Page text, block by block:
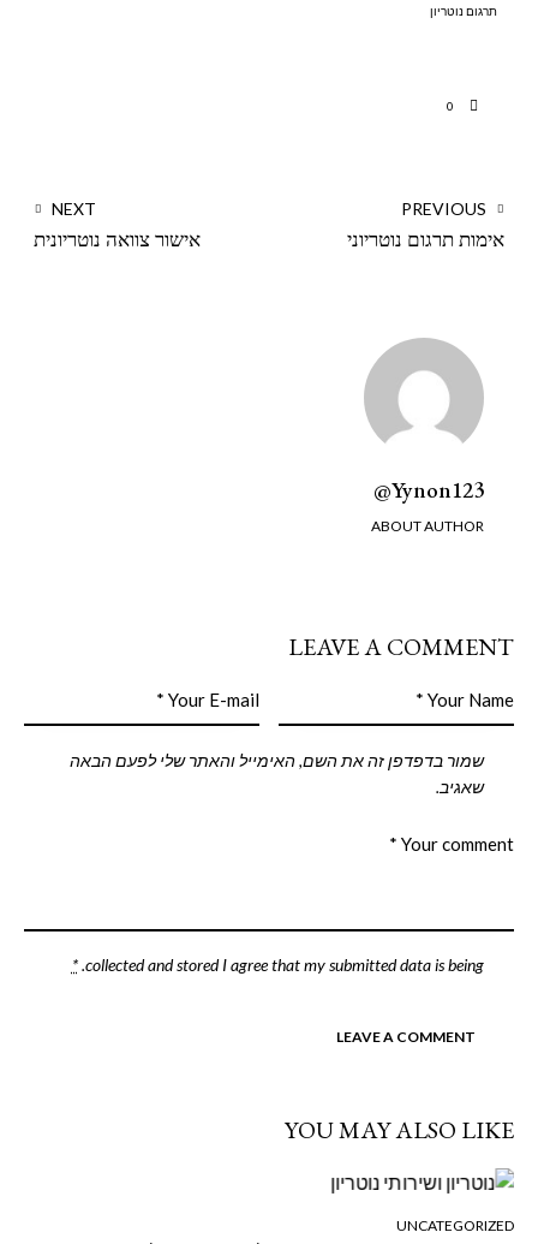
תרגום נוטריון
0
ניווטPREVIOUS
אימות תרגום נוטריוני
NEXT
אישור צוואה נוטריונית
Yynon123@
ABOUT AUTHOR
LEAVE A COMMENT
שמור בדפדפן זה את השם, האימייל והאתר שלי לפעם הבאה
שאגיב.
I agree that my submitted data is being
collected and stored
.
*
YOU MAY ALSO LIKE
UNCATEGORIZED